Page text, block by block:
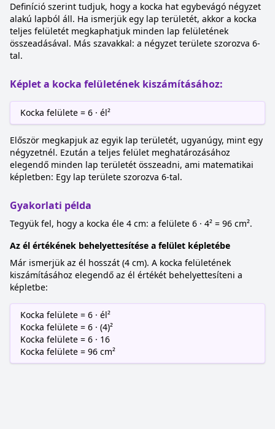
Definíció szerint tudjuk, hogy a kocka hat egybevágó négyzet
alakú lapból áll. Ha ismerjük egy lap területét, akkor a kocka
teljes felületét megkaphatjuk minden lap felületének
összeadásával. Más szavakkal: a négyzet területe szorozva 6-
tal.
Képlet a kocka felületének kiszámításához:
Kocka felülete = 6 · él²
Először megkapjuk az egyik lap területét, ugyanúgy, mint egy
négyzetnél. Ezután a teljes felület meghatározásához
elegendő minden lap területét összeadni, ami matematikai
képletben: Egy lap területe szorozva 6-tal.
Gyakorlati példa
Tegyük fel, hogy a kocka éle 4 cm: a felülete 6 · 4² = 96 cm².
Az él értékének behelyettesítése a felület képletébe
Már ismerjük az él hosszát (4 cm). A kocka felületének
kiszámításához elegendő az él értékét behelyettesíteni a
képletbe:
Kocka felülete = 6 · él²
Kocka felülete = 6 · (4)²
Kocka felülete = 6 · 16
Kocka felülete = 96 cm²